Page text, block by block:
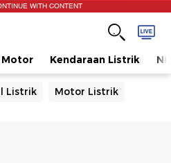
WITH CONTENT
Motor Kendaraan Listrik
Listrik Motor Listrik